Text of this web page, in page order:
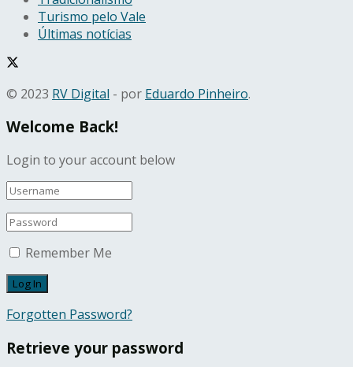
Turismo pelo Vale
Últimas notícias
© 2023 RV Digital - por Eduardo Pinheiro.
Welcome Back!
Login to your account below
Remember Me
Forgotten Password?
Retrieve your password